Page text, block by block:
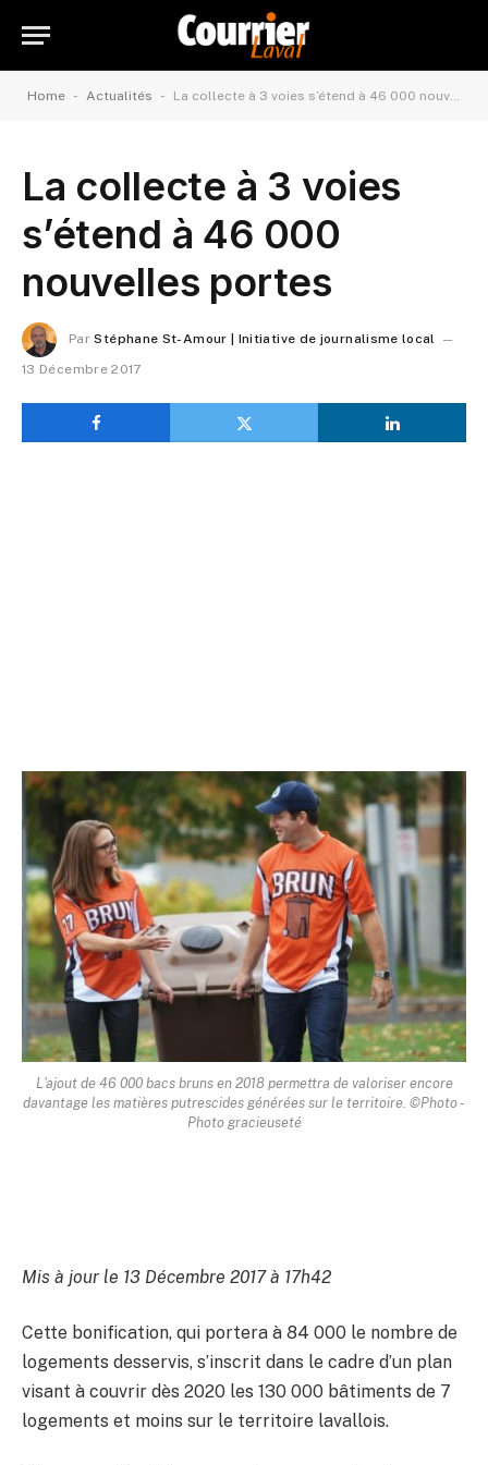
Home - Actualités - La collecte à 3 voies s’étend à 46 000 nouvelles portes
La collecte à 3 voies
s’étend à 46 000
nouvelles portes
Par Stéphane St-Amour | Initiative de journalisme local
13 Décembre 2017
L'ajout de 46 000 bacs bruns en 2018 permettra de valoriser encore
davantage les matières putrescides générées sur le territoire. ©Photo -
Photo gracieuseté
Mis à jour le 13 Décembre 2017 à 17h42
Cette bonification, qui portera à 84 000 le nombre de
logements desservis, s’inscrit dans le cadre d’un plan
visant à couvrir dès 2020 les 130 000 bâtiments de 7
logements et moins sur le territoire lavallois.